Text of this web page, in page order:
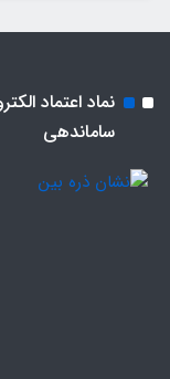
نماد اعتماد
ساماندهی